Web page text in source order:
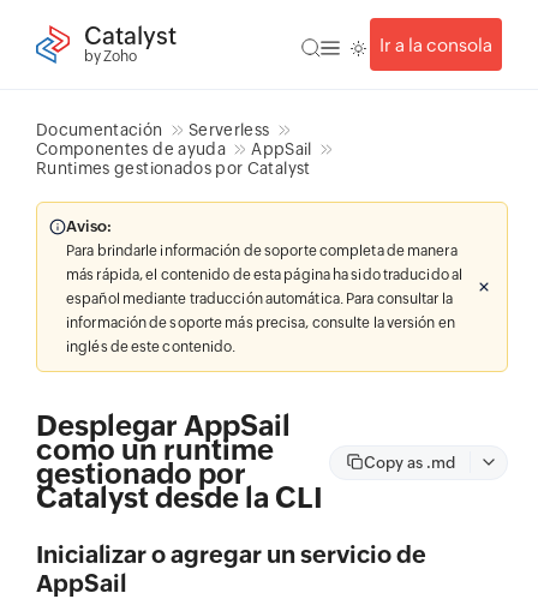
Catalyst
by Zoho
Ir a la consola
Documentación
Serverless
Componentes de ayuda
AppSail
Runtimes gestionados por Catalyst
Aviso:
Para brindarle información de soporte completa de manera
más rápida, el contenido de esta página ha sido traducido al
español mediante traducción automática. Para consultar la
información de soporte más precisa, consulte la versión en
inglés de este contenido.
Desplegar AppSail
como un runtime
gestionado por
Catalyst desde la CLI
Copy as .md
Inicializar o agregar un servicio de
AppSail